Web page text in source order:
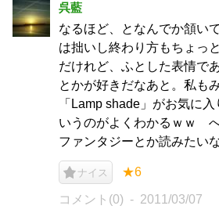
呉藍
なるほど、となんでか頷い
は拙いし終わり方もちょっ
だけれど、ふとした表情で
とかが好きだなあと。私も
「Lamp shade」がお気に
いうのがよくわかるｗｗ
ファンタジーとか読みたいな
ナイス ★6
コメント(0) 2011/03/07